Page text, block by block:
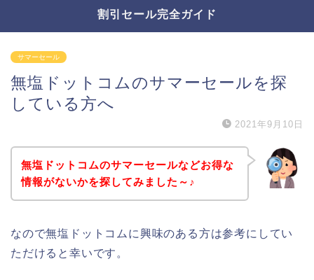
割引セール完全ガイド
サマーセール
無塩ドットコムのサマーセールを探
している方へ
2021年9月10日
無塩ドットコムのサマーセールなどお得な
情報がないかを探してみました～♪
なので無塩ドットコムに興味のある方は参考にしてい
ただけると幸いです。